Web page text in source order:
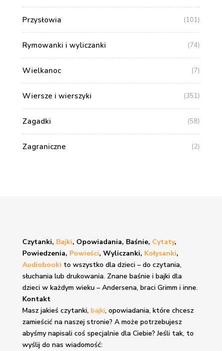
Przysłowia (101)
Rymowanki i wyliczanki (74)
Wielkanoc (7)
Wiersze i wierszyki (351)
Zagadki (58)
Zagraniczne (2)
Czytanki, Bajki, Opowiadania, Baśnie, Cytaty,
Powiedzenia, Powieści, Wyliczanki, Kołysanki,
Audiobooki to wszystko dla dzieci – do czytania,
słuchania lub drukowania. Znane baśnie i bajkidla
dzieci w każdym wieku – Andersena, braci Grimm i inne.
Kontakt
Masz jakieś czytanki, bajki, opowiadania, które chcesz
zamieścić na naszej stronie? A może potrzebujesz
abyśmy napisali coś specjalnie dla Ciebie? Jeśli tak, to
wyślij do nas wiadomość: